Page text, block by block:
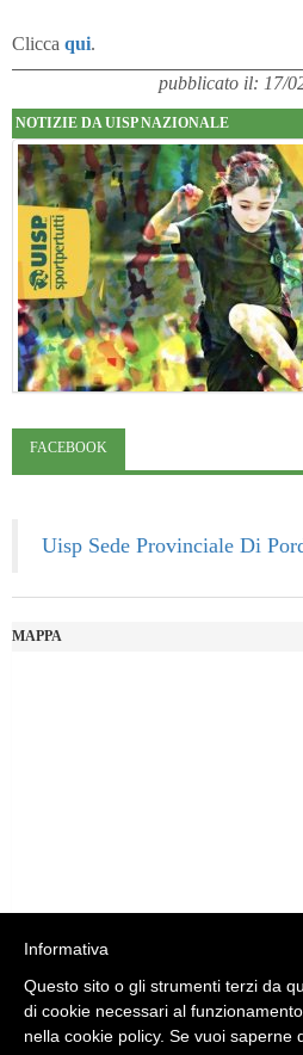
Clicca qui.
pubblicato il: 17/
NOTIZIE DA UISP NAZIONALE
"Superare gli ostacoli": la relazione di
FACEBOOK
Uisp Sede Provinciale Di
MAPPA
Comitato Territoriale Pordenone
Piazza Cavour n. 15 - Fraz. Orcenico
Informativa
Questo sito o gli strumenti terzi da
di cookie necessari al
nella cookie policy. Se vuoi saperne